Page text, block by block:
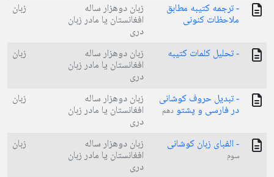
- ترجمه کتیبه مطابق
ملاحظات کنونی
زبان دوهزار ساله
افغانستان یا مادر زبان
دری
زبان
- تحليل کلمات کتیبه زبان دوهزار ساله
افغانستان یا مادر زبان
دری
زبان
- تبدیل حروف کوشانی
در فارسی و پشتو دهم
زبان دوهزار ساله
افغانستان یا مادر زبان
دری
زبان
- الفبای زبان کوشانی
سوم
زبان دوهزار ساله
افغانستان یا مادر زبان
دری
زبان